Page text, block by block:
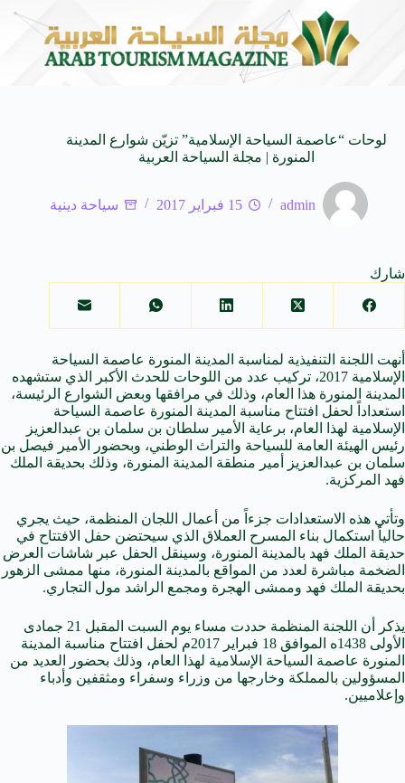
المتوسط 6 أغسطس 2026 جوائز أثر تضيف فئة “أفضل حملة رياضية” في نسختها
لوحات “عاصمة ​السياحة الإسلامية” تزيّن شوارع المدينة
المنورة | مجلة السياحة العربية
admin 15 فبراير 2017 سياحة دينية
شارك
أنهت اللجنة التنفيذية لمناسبة المدينة المنورة عاصمة السياحة
الإسلامية 2017، تركيب عدد من اللوحات للحدث الأكبر الذي ستشهده
المدينة المنورة هذا العام، وذلك في مرافقها وبعض الشوارع الرئيسة،
استعداداً لحفل افتتاح مناسبة المدينة المنورة عاصمة السياحة
الإسلامية لهذا العام، برعاية الأمير سلطان بن سلمان بن عبدالعزيز
رئيس الهيئة العامة للسياحة والتراث الوطني، وبحضور الأمير فيصل بن
سلمان بن عبدالعزيز أمير منطقة المدينة المنورة، وذلك بحديقة الملك
فهد المركزية.
وتأتي هذه الاستعدادات جزءاً من أعمال اللجان المنظمة، حيث يجري
حالياً استكمال بناء المسرح العملاق الذي سيحتضن حفل الافتتاح في
حديقة الملك فهد بالمدينة المنورة، وسينقل الحفل عبر شاشات العرض
الضخمة مباشرة لعدد من المواقع بالمدينة المنورة، منها ممشى الزهور
بحديقة الملك فهد وممشى الهجرة ومجمع الراشد مول التجاري.
يذكر أن اللجنة المنظمة حددت مساء يوم السبت المقبل 21 جمادى
الأولى 1438ه الموافق 18 فبراير 2017م لحفل افتتاح مناسبة المدينة
المنورة عاصمة السياحة الإسلامية لهذا العام، وذلك بحضور العديد من
المسؤولين بالمملكة وخارجها من وزراء وسفراء ومثقفين وأدباء
وإعلاميين.